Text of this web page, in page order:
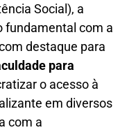
Social), a
fundamental com a
destaque para
para
o acesso à
em diversos
com a